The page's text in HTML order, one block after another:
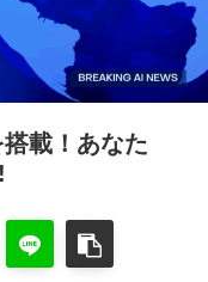
載！あなた